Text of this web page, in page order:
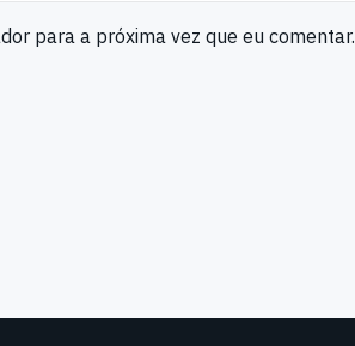
para a próxima vez que eu comentar.